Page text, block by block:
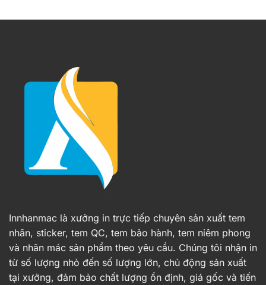
Innhanmac là xưởng in trực tiếp chuyên sản xuất tem
nhãn, sticker, tem QC, tem bảo hành, tem niêm phong
và nhãn mác sản phẩm theo yêu cầu. Chúng tôi nhận in
từ số lượng nhỏ đến số lượng lớn, chủ động sản xuất
tại xưởng, đảm bảo chất lượng ổn định, giá gốc và tiến